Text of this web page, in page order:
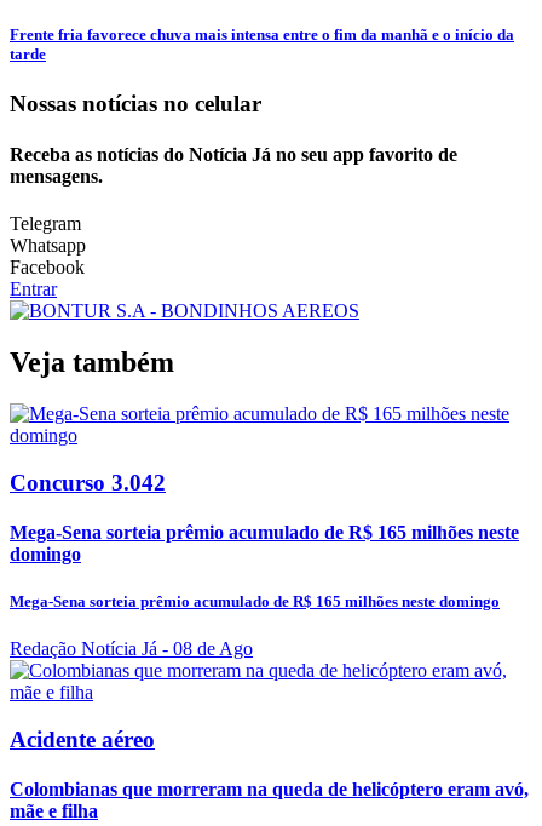
Frente fria favorece chuva mais intensa entre o fim da manhã e o início da
tarde
Nossas notícias no celular
Receba as notícias do Notícia Já no seu app favorito de
mensagens.
Telegram
Whatsapp
Facebook
Entrar
Veja também
Concurso 3.042
Mega-Sena sorteia prêmio acumulado de R$ 165 milhões neste
domingo
Mega-Sena sorteia prêmio acumulado de R$ 165 milhões neste domingo
Redação Notícia Já - 08 de Ago
Acidente aéreo
Colombianas que morreram na queda de helicóptero eram avó,
mãe e filha